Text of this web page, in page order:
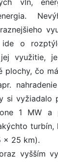
vĺn,
o
využitie,
plochy, čo
si vyžiadalo
1 MW a
turbín,
x 25 km).
vyšším